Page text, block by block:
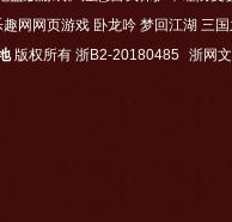
趣网网页游戏 卧龙吟 梦回江湖 三
版权所有 浙B2-20180485 浙网